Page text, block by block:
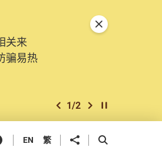
关来
骗易热
上一个
1/2 下一个开始/暂停幻灯
关闭特別通告
领英 EN 繁 分享到 开启搜寻框